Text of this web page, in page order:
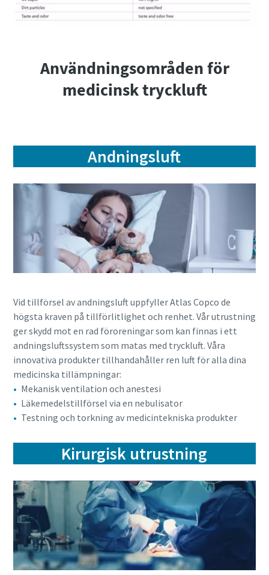
Användningsområden för
medicinsk tryckluft
Andningsluft
Vid tillförsel av andningsluft uppfyller Atlas Copco de
högsta kraven på tillförlitlighet och renhet. Vår utrustning
ger skydd mot en rad föroreningar som kan finnas i ett
andningsluftssystem som matas med tryckluft. Våra
innovativa produkter tillhandahåller ren luft för alla dina
medicinska tillämpningar:
Mekanisk ventilation och anestesi
Läkemedelstillförsel via en nebulisator
Testning och torkning av medicintekniska produkter
Kirurgisk utrustning